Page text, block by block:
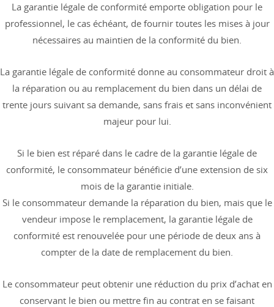
La garantie légale de conformité emporte obligation pour le
professionnel, le cas échéant, de fournir toutes les mises à jour
nécessaires au maintien de la conformité du bien.
La garantie légale de conformité donne au consommateur droit à
la réparation ou au remplacement du bien dans un délai de
trente jours suivant sa demande, sans frais et sans inconvénient
majeur pour lui.
Si le bien est réparé dans le cadre de la garantie légale de
conformité, le consommateur bénéficie d’une extension de six
mois de la garantie initiale.
Si le consommateur demande la réparation du bien, mais que le
vendeur impose le remplacement, la garantie légale de
conformité est renouvelée pour une période de deux ans à
compter de la date de remplacement du bien.
Le consommateur peut obtenir une réduction du prix d’achat en
conservant le bien ou mettre fin au contrat en se faisant